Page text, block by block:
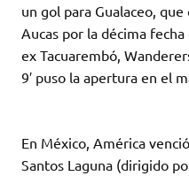
un gol para Gualaceo,
Aucas por la décima
ex Tacuarembó,
9′ puso la apertura en el
En México, América
Santos Laguna (dirigido